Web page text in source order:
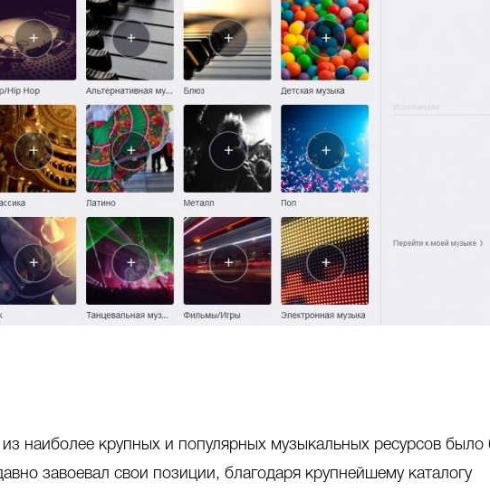
наиболее крупных и популярных музыкальных ресурсов было
завоевал свои позиции, благодаря крупнейшему каталогу